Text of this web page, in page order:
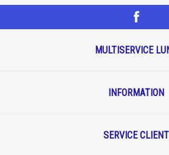
MULTISERVICE
INFORMATION
SERVICE CLIENT